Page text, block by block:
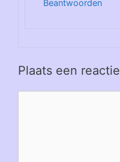
Beantwoorden
Plaats een reactie